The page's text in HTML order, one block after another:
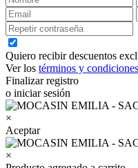
Quiero recibir descuentos
Ver los términos y condiciones
Finalizar registro
o iniciar sesión
×
Aceptar
×